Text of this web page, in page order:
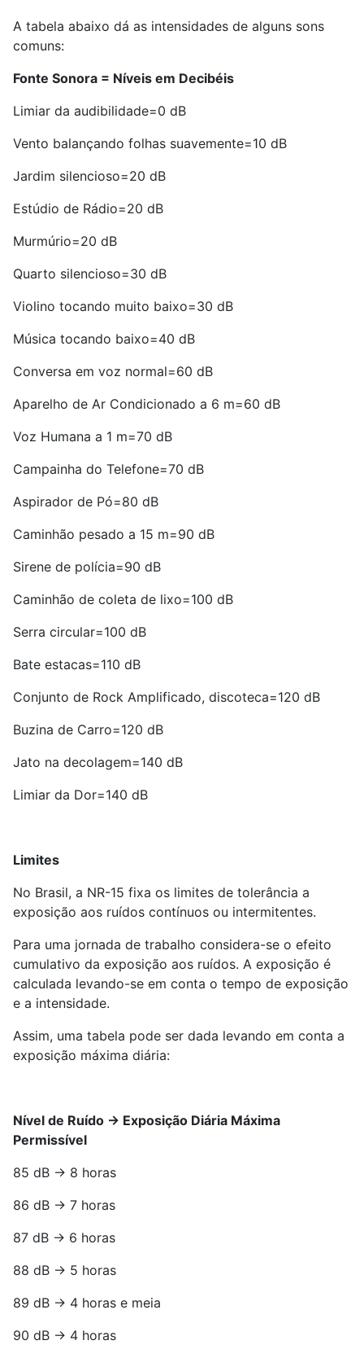
A tabela abaixo dá as intensidades de alguns sons
comuns:
Fonte Sonora = Níveis em Decibéis
Limiar da audibilidade=0 dB
Vento balançando folhas suavemente=10 dB
Jardim silencioso=20 dB
Estúdio de Rádio=20 dB
Murmúrio=20 dB
Quarto silencioso=30 dB
Violino tocando muito baixo=30 dB
Música tocando baixo=40 dB
Conversa em voz normal=60 dB
Aparelho de Ar Condicionado a 6 m=60 dB
Voz Humana a 1 m=70 dB
Campainha do Telefone=70 dB
Aspirador de Pó=80 dB
Caminhão pesado a 15 m=90 dB
Sirene de polícia=90 dB
Caminhão de coleta de lixo=100 dB
Serra circular=100 dB
Bate estacas=110 dB
Conjunto de Rock Amplificado, discoteca=120 dB
Buzina de Carro=120 dB
Jato na decolagem=140 dB
Limiar da Dor=140 dB
Limites
No Brasil, a NR-15 fixa os limites de tolerância a
exposição aos ruídos contínuos ou intermitentes.
Para uma jornada de trabalho considera-se o efeito
cumulativo da exposição aos ruídos. A exposição é
calculada levando-se em conta o tempo de exposição
e a intensidade.
Assim, uma tabela pode ser dada levando em conta a
exposição máxima diária:
Nível de Ruído -> Exposição Diária Máxima
Permissível
85 dB -> 8 horas
86 dB -> 7 horas
87 dB -> 6 horas
88 dB -> 5 horas
89 dB -> 4 horas e meia
90 dB -> 4 horas